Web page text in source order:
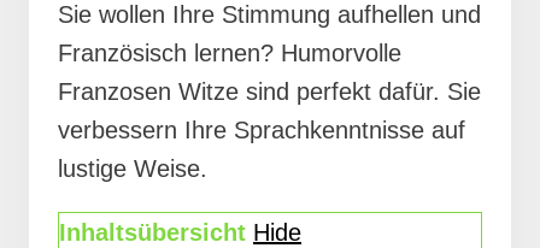
Sie wollen Ihre Stimmung aufhellen und
Französisch lernen? Humorvolle
Franzosen Witze sind perfekt dafür. Sie
verbessern Ihre Sprachkenntnisse auf
lustige Weise.
Inhaltsübersicht Hide